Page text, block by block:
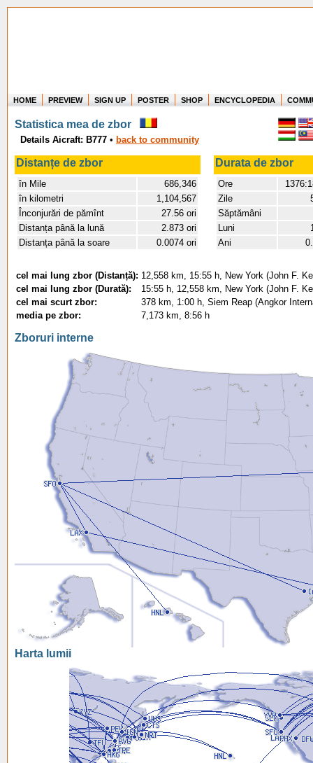
Where in the world have you flown?
How long have you been in the air?
Create your own FlightMemory and see!
HOME PREVIEW SIGN UP POSTER SHOP ENCYCLOPEDIA
Statistica mea de zbor
Details Aicraft: B777 • back to community
Distanțe de zbor Durata de zbor
în Mile
686,346
în kilometri
1,104,567
Înconjurări de pămînt
27.56 ori
Distanța până la lună
2.873 ori
Distanța până la soare
0.0074 ori
Ore
Zile
Săptămâni
Luni
Ani
cel mai lung zbor (Distanță): 12,558 km, 15:55 h, New York (John F.
cel mai lung zbor (Durată):
15:55 h, 12,558 km, New York (John F.
cel mai scurt zbor:
378 km, 1:00 h, Siem Reap (Angkor
media pe zbor:
7,173 km, 8:56 h
Zboruri interne
Harta lumii